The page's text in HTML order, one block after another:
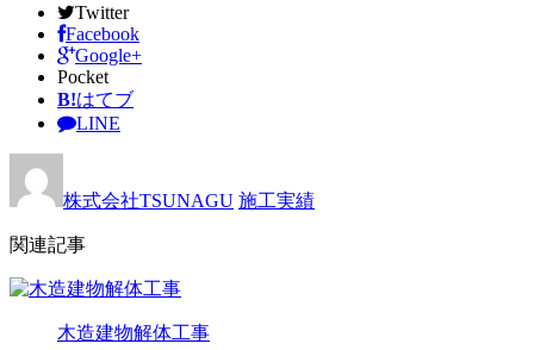
Twitter
Facebook
Google+
Pocket
B!はてブ
LINE
株式会社TSUNAGU 施工実績
関連記事
木造建物解体工事